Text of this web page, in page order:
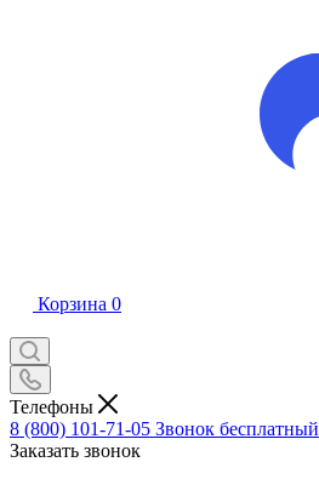
Корзина 0
Телефоны
8 (800) 101-71-05 Звонок бесплатный
Заказать звонок